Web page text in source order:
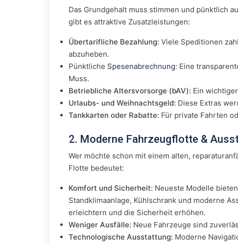
Das Grundgehalt muss stimmen und pünktlich
gibt es attraktive Zusatzleistungen:
Übertarifliche Bezahlung: Viele Speditionen
abzuheben.
Pünktliche Spesenabrechnung: Eine
Muss.
Betriebliche Altersvorsorge (bAV): Ein
Urlaubs- und Weihnachtsgeld: Diese Extras
Tankkarten oder Rabatte: Für private Fahrten
2. Moderne Fahrzeugflotte &
Wer möchte schon mit einem alten,
Flotte bedeutet:
Komfort und Sicherheit: Neueste Modelle
Standklimaanlage, Kühlschrank und moderne
erleichtern und die Sicherheit erhöhen.
Weniger Ausfälle: Neue Fahrzeuge sind
Technologische Ausstattung: Moderne